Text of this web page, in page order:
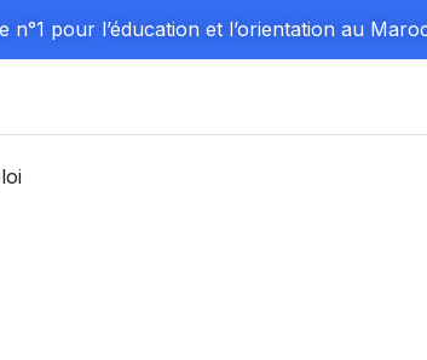
n°1 pour l’éducation et l’orientation au